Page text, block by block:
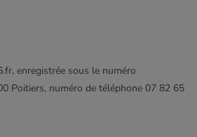
enregistrée sous le numéro
Poitiers, numéro de téléphone 07 82 65